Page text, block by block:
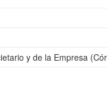
y de la Empresa